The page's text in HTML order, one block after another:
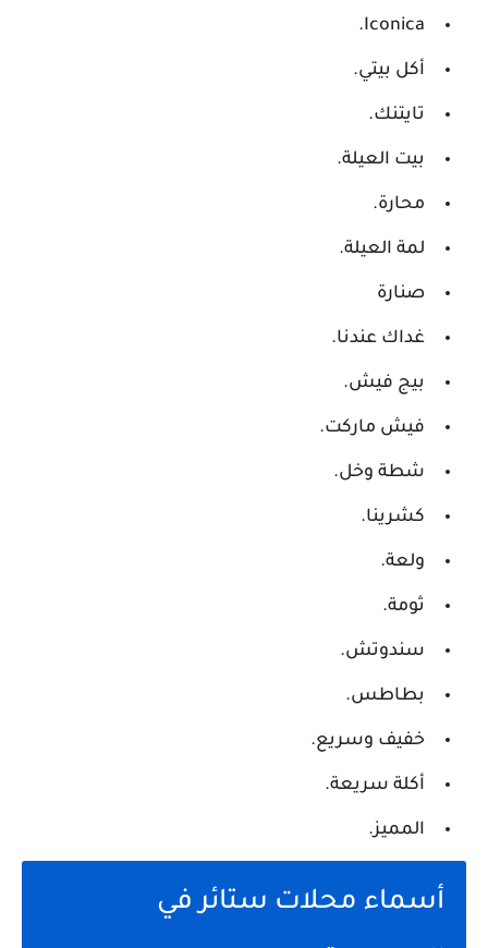
Iconica.
أكل بيتي.
تايتنك.
بيت العيلة.
محارة.
لمة العيلة.
صنارة
غداك عندنا.
بيج فيش.
فيش ماركت.
شطة وخل.
كشرينا.
ولعة.
ثومة.
سندوتش.
بطاطس.
خفيف وسريع.
أكلة سريعة.
المميز.
أسماء محلات ستائر في